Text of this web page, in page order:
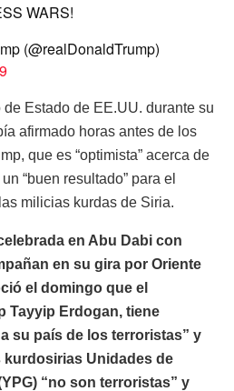
WARS!
(@realDonaldTrump)
Estado de EE.UU. durante su
afirmado horas antes de los
que es “optimista” acerca de
“buen resultado” para el
milicias kurdas de Siria.
en Abu Dabi con
en su gira por Oriente
el domingo que el
Tayyip Erdogan, tiene
su país de los terroristas” y
kurdosirias Unidades de
“no son terroristas” y